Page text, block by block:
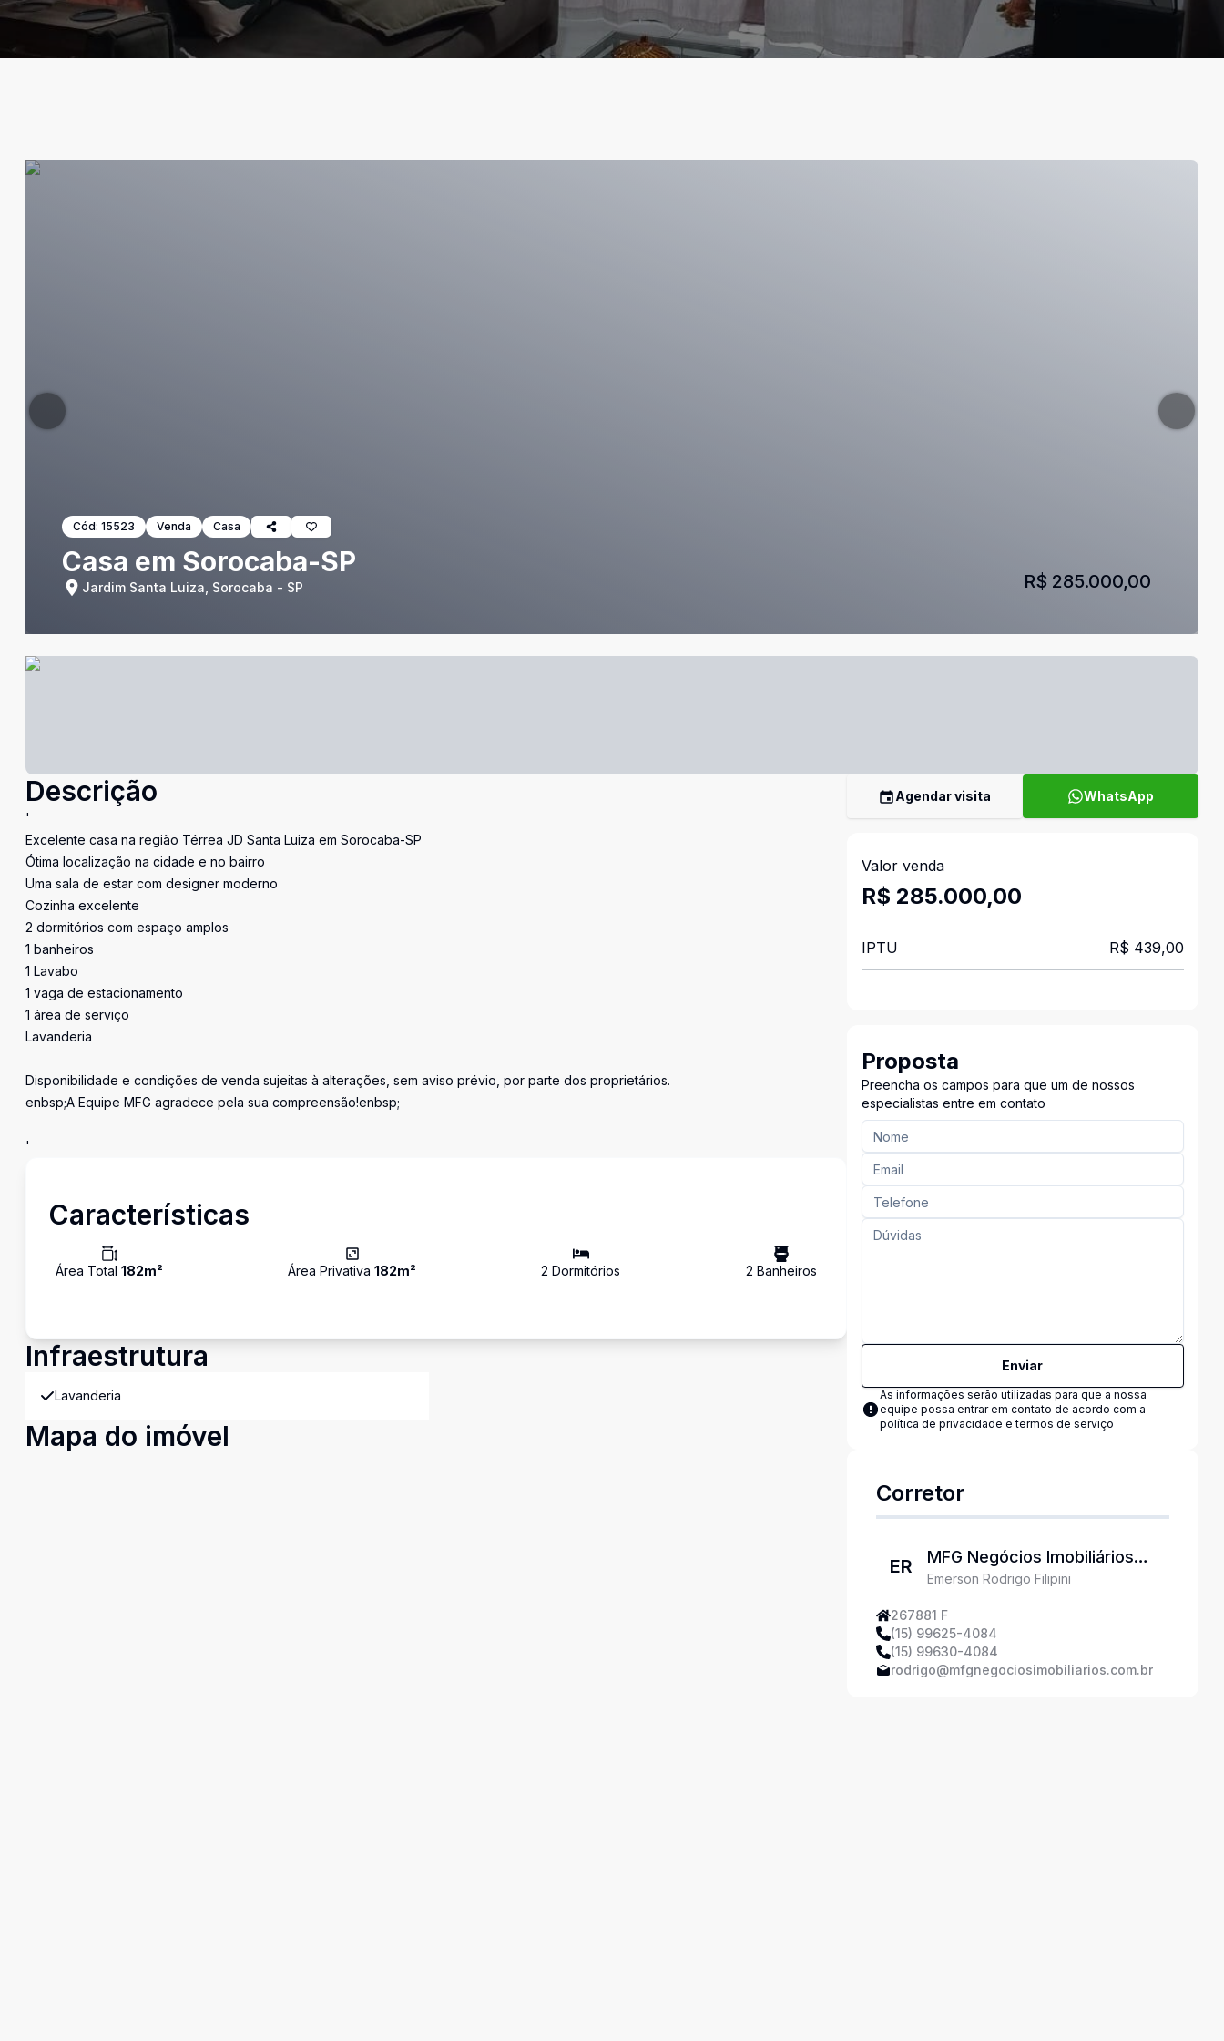
Cód: 15523 Venda Casa
Casa em Sorocaba-SP
Jardim Santa Luiza, Sorocaba - SP R$ 285.000,00
Descrição
'
Excelente casa na região Térrea JD Santa Luiza em Sorocaba-SP
Ótima localização na cidade e no bairro
Uma sala de estar com designer moderno
Cozinha excelente
2 dormitórios com espaço amplos
1 banheiros
1 Lavabo
1 vaga de estacionamento
1 área de serviço
Lavanderia
Disponibilidade e condições de venda sujeitas à alterações, sem aviso prévio, por parte dos proprietários.
enbsp;A Equipe MFG agradece pela sua compreensão!enbsp;
'
Características
Área Total 182m² Área Privativa182m² 2 Dormitórios 2 Banheiros
Infraestrutura
Lavanderia
Mapa do imóvel
Agendar visita WhatsApp
Valor venda
R$ 285.000,00
IPTU R$ 439,00
Proposta
Preencha os campos para que um de nossos
especialistas entre em contato
Enviar
As informações serão utilizadas para que a nossa
equipe possa entrar em contato de acordo com a
política de privacidade e termos de serviço
Corretor
ER
MFG Negócios Imobiliários
Ltda
Emerson Rodrigo Filipini
267881 F
(15) 99625-4084
(15) 99630-4084
rodrigo@mfgnegociosimobiliarios.com.br